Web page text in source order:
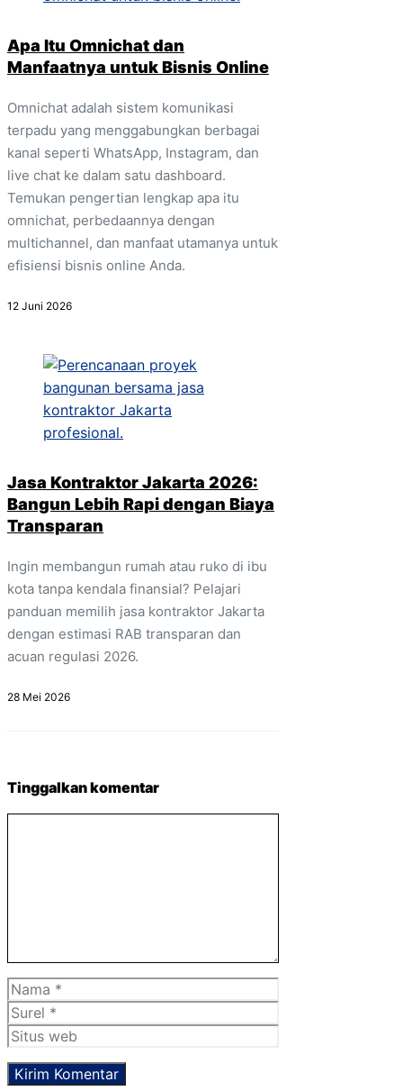
Apa Itu Omnichat dan
Manfaatnya untuk Bisnis Online
Omnichat adalah sistem komunikasi
terpadu yang menggabungkan berbagai
kanal seperti WhatsApp, Instagram, dan
live chat ke dalam satu dashboard.
Temukan pengertian lengkap apa itu
omnichat, perbedaannya dengan
multichannel, dan manfaat utamanya untuk
efisiensi bisnis online Anda.
12 Juni 2026
Jasa Kontraktor Jakarta 2026:
Bangun Lebih Rapi dengan Biaya
Transparan
Ingin membangun rumah atau ruko di ibu
kota tanpa kendala finansial? Pelajari
panduan memilih jasa kontraktor Jakarta
dengan estimasi RAB transparan dan
acuan regulasi 2026.
28 Mei 2026
Tinggalkan komentar
Nama
Surel
Situs